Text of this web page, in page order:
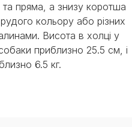
пряма, а знизу коротша
кольору або різних
Висота в холці у
приблизно 25.5 см, і
6.5 кг.